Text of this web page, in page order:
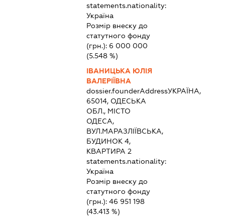
statements.nationality:
Україна
Розмір внеску до
статутного фонду
(грн.): 6 000 000
(5.548 %)
ІВАНИЦЬКА ЮЛІЯ
ВАЛЕРІЇВНА
dossier.founderAddressУКРАЇНА,
65014, ОДЕСЬКА
ОБЛ., МІСТО
ОДЕСА,
ВУЛ.МАРАЗЛІЇВСЬКА,
БУДИНОК 4,
КВАРТИРА 2
statements.nationality:
Україна
Розмір внеску до
статутного фонду
(грн.): 46 951 198
(43.413 %)